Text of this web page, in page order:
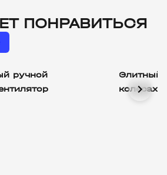
ПОНРАВИТЬСЯ
ручной
Элитный
колесах
chevron_right